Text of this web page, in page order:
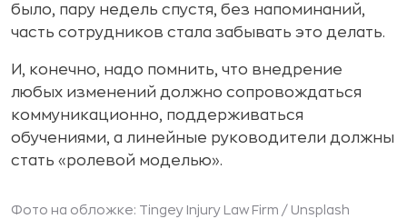
было, пару недель спустя, без напоминаний,
часть сотрудников стала забывать это делать.
И, конечно, надо помнить, что внедрение
любых изменений должно сопровождаться
коммуникационно, поддерживаться
обучениями, а линейные руководители должны
стать «ролевой моделью».
Фото на обложке: Tingey Injury Law Firm / Unsplash